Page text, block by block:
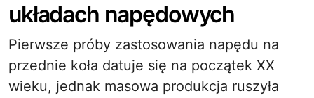
układach napędowych
Pierwsze próby zastosowania napędu na
przednie koła datuje się na początek XX
wieku, jednak masowa produkcja ruszyła